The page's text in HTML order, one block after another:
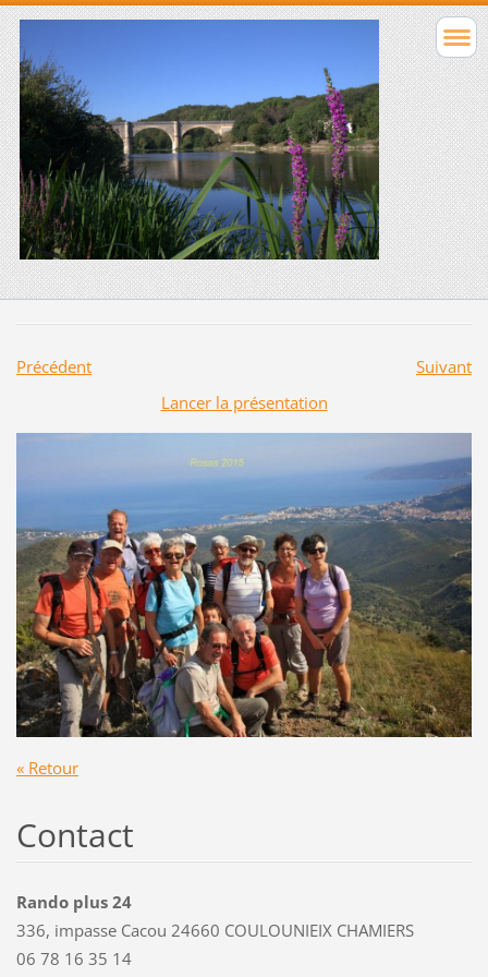
Précédent
Suivant
Lancer la présentation
« Retour
Contact
Rando plus 24
336, impasse Cacou 24660 COULOUNIEIX CHAMIERS
06 78 16 35 14